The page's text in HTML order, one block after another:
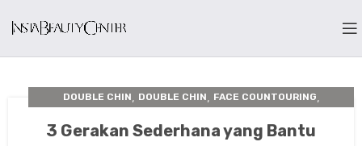
DOUBLE CHIN, DOUBLE CHIN, FACE COUNTOURING,
3 Gerakan Sederhana yang Bantu